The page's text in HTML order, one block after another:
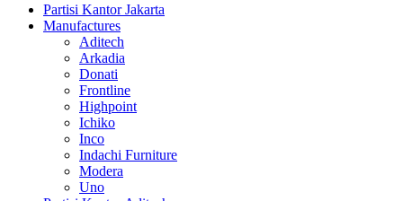
Partisi Kantor Jakarta
Manufactures
Aditech
Arkadia
Donati
Frontline
Highpoint
Ichiko
Inco
Indachi Furniture
Modera
Uno